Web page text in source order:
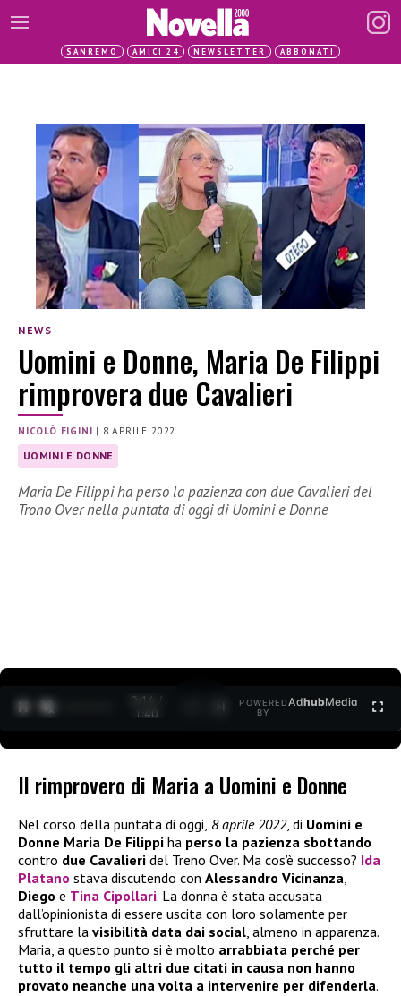
SANREMO AMICI 24 NEWSLETTER ABBONATI
NEWS
Uomini e Donne, Maria De Filippi
rimprovera due Cavalieri
NICOLÒ FIGINI | 8 APRILE 2022
UOMINI E DONNE
Maria De Filippi ha perso la pazienza con due Cavalieri del
Trono Over nella puntata di oggi di Uomini e Donne
0:15 /
1:40
POWERED
BY
AdhubMedia
Il rimprovero di Maria a Uomini e Donne
Nel corso della puntata di oggi, 8 aprile 2022, di Uomini e
Donne Maria De Filippi ha perso la pazienza sbottando
contro due Cavalieri del Treno Over. Ma cos’è successo? Ida
Platano stava discutendo con Alessandro Vicinanza,
Diego e Tina Cipollari. La donna è stata accusata
dall’opinionista di essere uscita con loro solamente per
sfruttare la visibilità data dai social, almeno in apparenza.
Maria, a questo punto si è molto arrabbiata perché per
tutto il tempo gli altri due citati in causa non hanno
provato neanche una volta a intervenire per difenderla.